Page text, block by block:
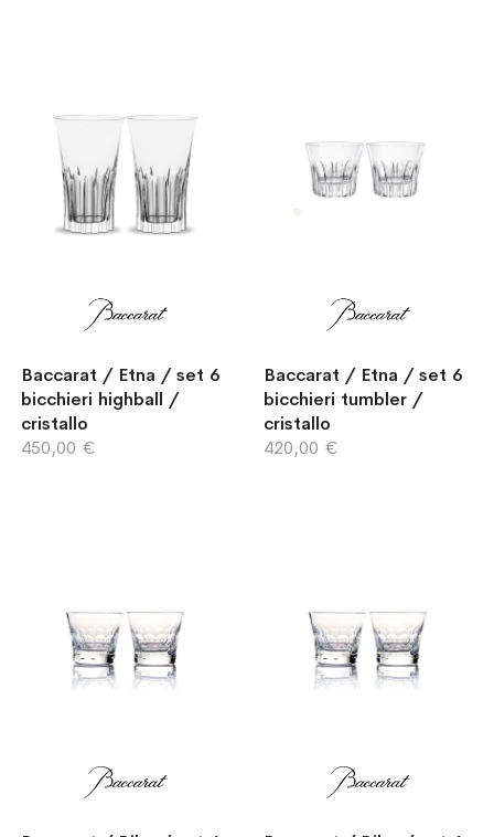
Baccarat / Etna / set 6
bicchieri highball /
cristallo
450,00 €
Baccarat / Etna / set 6
bicchieri tumbler /
cristallo
420,00 €